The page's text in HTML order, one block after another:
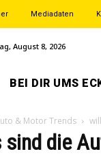
Mediadaten
August 8, 2026
BEI DIR UMS
& Motor Trends
die